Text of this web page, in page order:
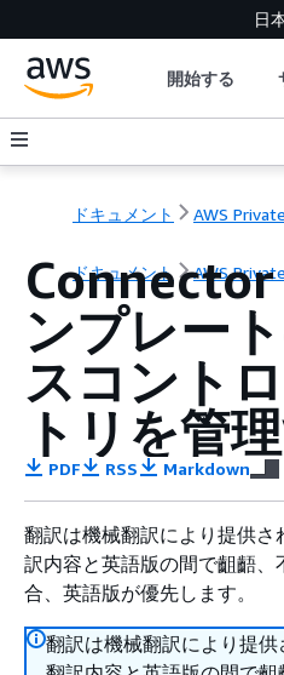
日
開始する
ドキュメント AWS
ドキュメント AWS
ンプレー
スコント
トリを管
PDF RSS Markdown
翻訳は機械翻訳により提供
訳内容と英語版の間で齟齬
合、英語版が優先します。
翻訳は機械翻訳により提